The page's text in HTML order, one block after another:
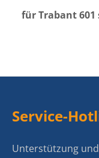
für Trabant 601
Service-
Unterstützung